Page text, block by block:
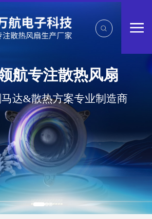
提供整体散热系统解
航散热风扇，应用遍及汽车工
领域，一站式 OEM/ODM 实